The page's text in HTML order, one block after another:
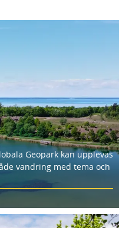
Geopark kan upplevas
vandring med tema och